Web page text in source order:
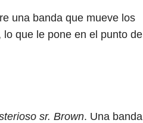
una banda que mueve los
que le pone en el punto de
sr. Brown. Una banda